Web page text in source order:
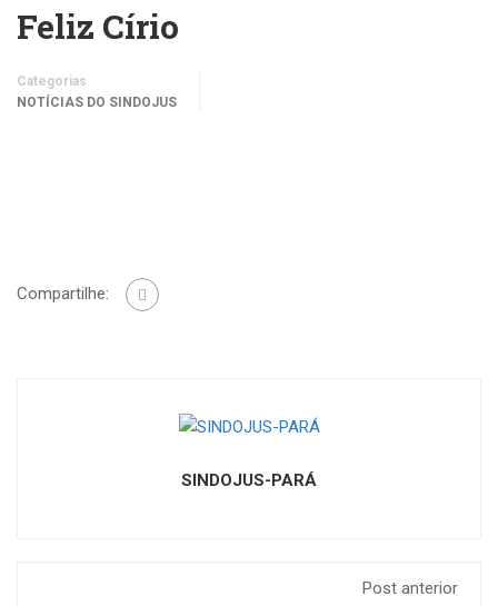
Feliz Círio
Categorias
NOTÍCIAS DO SINDOJUS
Compartilhe:
SINDOJUS-PARÁ
Post anterior